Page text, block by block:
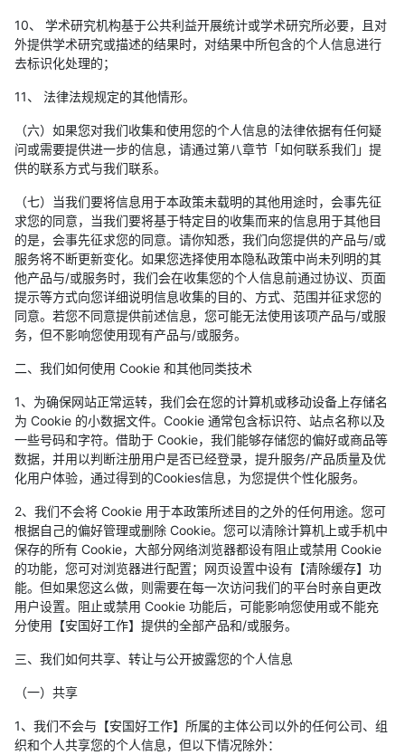
10、 学术研究机构基于公共利益开展统计或学术研究所必要，且对
外提供学术研究或描述的结果时，对结果中所包含的个人信息进行
去标识化处理的；
11、 法律法规规定的其他情形。
（六）如果您对我们收集和使用您的个人信息的法律依据有任何疑
问或需要提供进一步的信息，请通过第八章节「如何联系我们」提
供的联系方式与我们联系。
（七）当我们要将信息用于本政策未载明的其他用途时，会事先征
求您的同意，当我们要将基于特定目的收集而来的信息用于其他目
的是，会事先征求您的同意。请你知悉，我们向您提供的产品与/或
服务将不断更新变化。如果您选择使用本隐私政策中尚未列明的其
他产品与/或服务时，我们会在收集您的个人信息前通过协议、页面
提示等方式向您详细说明信息收集的目的、方式、范围并征求您的
同意。若您不同意提供前述信息，您可能无法使用该项产品与/或服
务，但不影响您使用现有产品与/或服务。
二、我们如何使用 Cookie 和其他同类技术
1、为确保网站正常运转，我们会在您的计算机或移动设备上存储名
为 Cookie 的小数据文件。Cookie 通常包含标识符、站点名称以及
一些号码和字符。借助于 Cookie，我们能够存储您的偏好或商品等
数据，并用以判断注册用户是否已经登录，提升服务/产品质量及优
化用户体验，通过得到的Cookies信息，为您提供个性化服务。
2、我们不会将 Cookie 用于本政策所述目的之外的任何用途。您可
根据自己的偏好管理或删除 Cookie。您可以清除计算机上或手机中
保存的所有 Cookie，大部分网络浏览器都设有阻止或禁用 Cookie
的功能，您可对浏览器进行配置；网页设置中设有【清除缓存】功
能。但如果您这么做，则需要在每一次访问我们的平台时亲自更改
用户设置。阻止或禁用 Cookie 功能后，可能影响您使用或不能充
分使用【安国好工作】提供的全部产品和/或服务。
三、我们如何共享、转让与公开披露您的个人信息
（一）共享
1、我们不会与【安国好工作】所属的主体公司以外的任何公司、组
织和个人共享您的个人信息，但以下情况除外：